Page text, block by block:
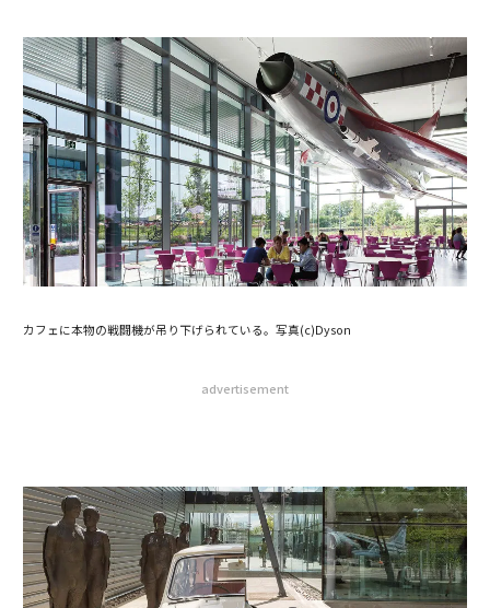
カフェに本物の戦闘機が吊り下げられている。写真(c)Dyson
advertisement